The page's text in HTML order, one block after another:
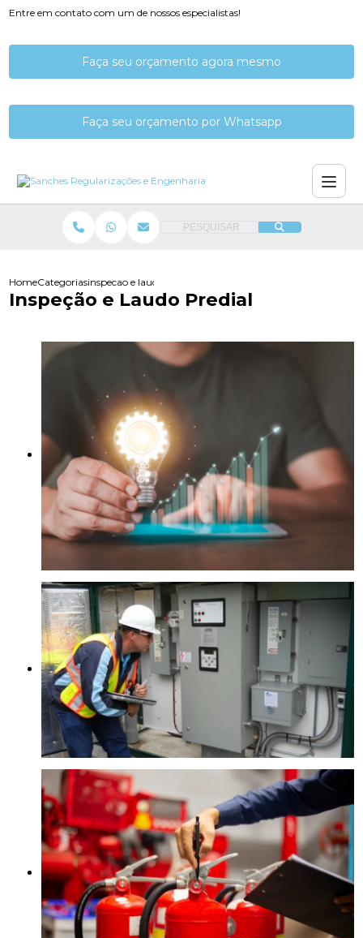
Entre em contato com um de nossos especialistas!
Faça seu orçamento agora mesmo
Faça seu orçamento por Whatsapp
PESQUISAR
HomeCategoriasinspecao e laudo predial
Inspeção e Laudo Predial